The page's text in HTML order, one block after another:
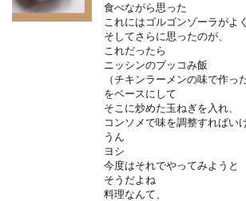
食べながら思った
これにはゴルゴンゾーラがよ
そしてさらに思ったのが、
これだったら
ニッシンのブッコみ飯
（チキンラーメンの味で作っ
をベースにして
そこに炒めた玉ねぎを入れ、
コンソメで味を調整すればい
うん
ヨシ
今度はそれでやってみようと
そうだよね
料理なんて、